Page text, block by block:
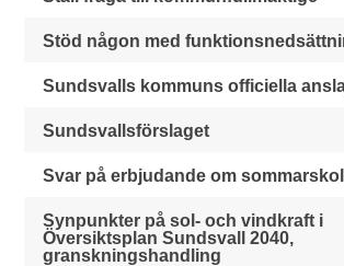
Stöd någon med
Sundsvalls kommuns officiella
Sundsvallsförslaget
Svar på erbjudande om
Synpunkter på sol- och vindkraft i
Översiktsplan Sundsvall 2040,
granskningshandling